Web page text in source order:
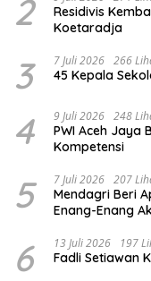
2
Residivis
Koetaradja
3 7 Juli 2026 266
45 Kepala
4 9 Juli 2026 248
PWI Aceh Jaya
Kompetensi
5 7 Juli 2026 207
Mendagri Beri
Enang-Enang
6 13 Juli 2026 197
Fadli Setiawan